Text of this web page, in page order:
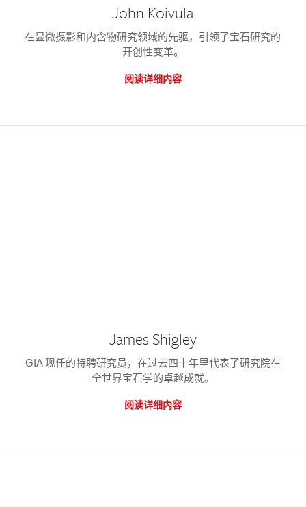
John Koivula
在显微摄影和内含物研究领域的先驱，引领了宝石研究的
开创性变革。
阅读详细内容
James Shigley
GIA 现任的特聘研究员，在过去四十年里代表了研究院在
全世界宝石学的卓越成就。
阅读详细内容